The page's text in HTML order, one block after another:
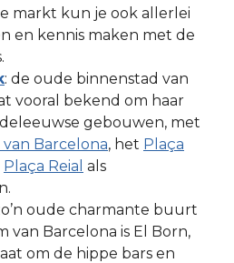
markt kun je ook allerlei
en kennis maken met de
: de oude binnenstad van
vooral bekend om haar
gebouwen, met
Barcelona, het Plaça
Plaça Reial als
oude charmante buurt
van Barcelona is El Born,
om de hippe bars en